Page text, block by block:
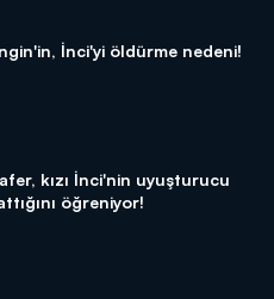
İnci'yi öldürme nedeni!
kızı İnci'nin uyuşturucu
öğreniyor!